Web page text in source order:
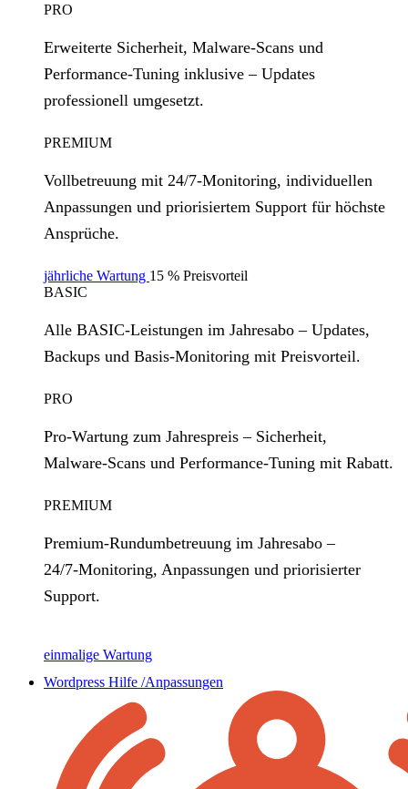
PRO
Erweiterte Sicherheit, Malware‑Scans und
Performance‑Tuning inklusive – Updates
professionell umgesetzt.
PREMIUM
Vollbetreuung mit 24/7‑Monitoring, individuellen
Anpassungen und priorisiertem Support für höchste
Ansprüche.
jährliche Wartung 15 % Preisvorteil
BASIC
Alle BASIC‑Leistungen im Jahresabo – Updates,
Backups und Basis‑Monitoring mit Preisvorteil.
PRO
Pro‑Wartung zum Jahrespreis – Sicherheit,
Malware‑Scans und Performance‑Tuning mit Rabatt.
PREMIUM
Premium‑Rundumbetreuung im Jahresabo –
24/7‑Monitoring, Anpassungen und priorisierter
Support.
einmalige Wartung
Wordpress Hilfe /Anpassungen